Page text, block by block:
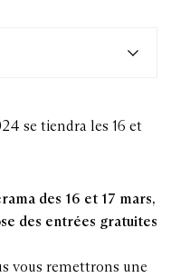
se tiendra les 16 et
des 16 et 17 mars,
des entrées gratuites
vous remettrons une